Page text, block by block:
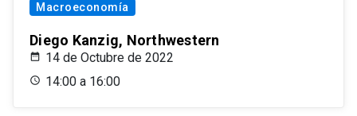
Macroeconomía
Diego Kanzig, Northwestern
14 de Octubre de 2022
14:00 a 16:00